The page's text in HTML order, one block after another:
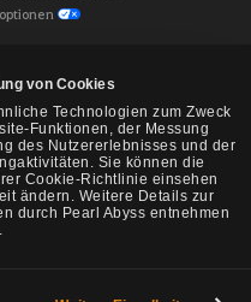
von Cookies
Technologien zum Zweck
Funktionen, der Messung
des Nutzererlebnisses und der
Sie können die
Cookie-Richtlinie einsehen
ändern. Weitere Details zur
durch Pearl Abyss entnehmen